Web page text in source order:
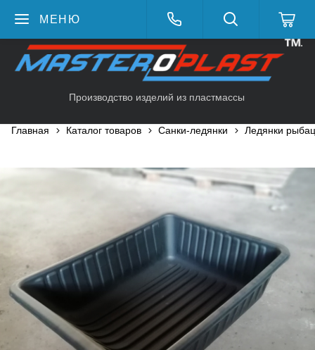
МЕНЮ
Производство изделий из пластмассы
Главная Каталог товаров Санки-ледянки Ледянки